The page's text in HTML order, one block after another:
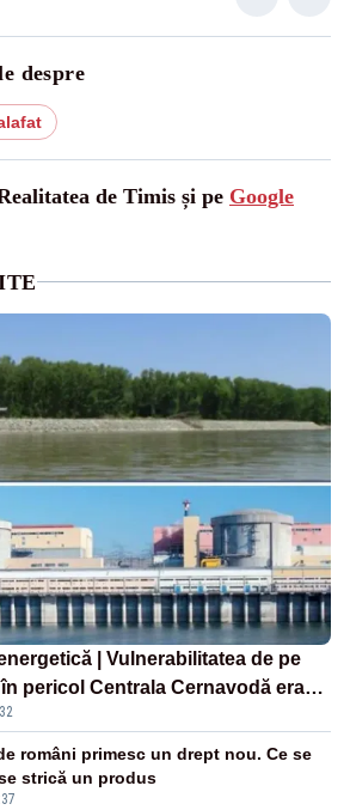
despre
de Timis și pe Google
| Vulnerabilitatea de pe
pericol Centrala Cernavodă era
lui Ceaușescu
români primesc un drept nou. Ce se
strică un produs